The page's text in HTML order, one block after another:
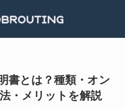
書とは？種類・オン
・メリットを解説